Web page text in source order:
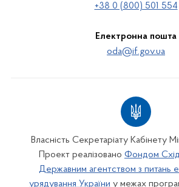
+38 0 (800) 501 554
Електронна пошта
oda@if.gov.ua
Власність Секретаріату Кабінету
Проект реалізовано Фондом
Державним агентством з питань
урядування України у межах